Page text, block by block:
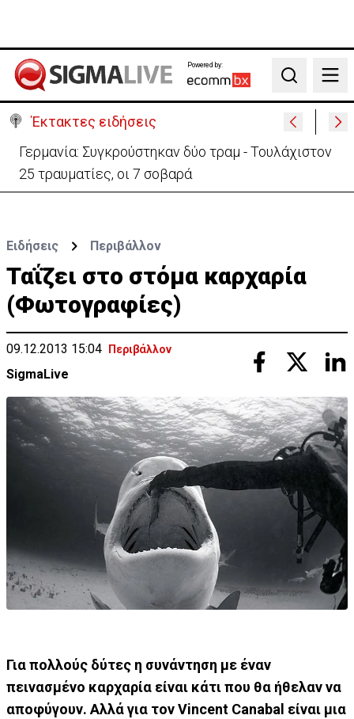
Powered by:
Search
Έκτακτες ειδήσεις
Αυτά είναι τα νέα Διοικητικά Συμβούλια των
Ημικρατικών Οργανισμών
Ειδήσεις Περιβάλλον
Ταΐζει στο στόμα καρχαρία
(Φωτογραφίες)
09.12.2013 15:04 Περιβάλλον
SigmaLive
Για πολλούς δύτες η συνάντηση με έναν
πεινασμένο καρχαρία είναι κάτι που θα ήθελαν να
αποφύγουν. Αλλά για τον Vincent Canabal είναι μια